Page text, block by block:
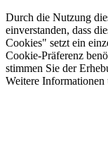
Durch die Nutzung
einverstanden, dass
Cookies" setzt ein
Cookie-Präferenz
stimmen Sie der
Weitere